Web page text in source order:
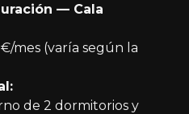
— Cala
mes (varía según la
de 2 dormitorios y